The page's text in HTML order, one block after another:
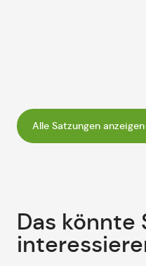
Alle Satzungen anzeigen
Das könnte